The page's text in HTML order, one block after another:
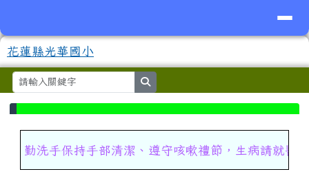
花蓮縣光華國小
⏸
上中區域內容
勤洗手保持手部清潔、遵守咳嗽禮節，生病請就醫
頁尾區域